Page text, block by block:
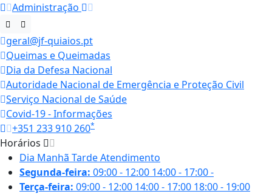
Administração
geral@jf-quiaios.pt
Queimas e Queimadas
Dia da Defesa Nacional
Autoridade Nacional de Emergência e Proteção Civil
Serviço Nacional de Saúde
Covid-19 - Informações
+351 233 910 260*
Horários
Dia Manhã TardeAtendimento
Segunda-feira: 09:00 - 12:00 14:00 - 17:00-
Terça-feira: 09:00 - 12:00 14:00 - 17:00 18:00 - 19:00